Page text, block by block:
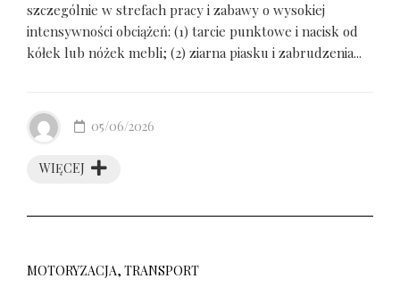
szczególnie w strefach pracy i zabawy o wysokiej
intensywności obciążeń: (1) tarcie punktowe i nacisk od
kółek lub nóżek mebli; (2) ziarna piasku i zabrudzenia...
WIĘCEJ
05/06/2026
MOTORYZACJA, TRANSPORT